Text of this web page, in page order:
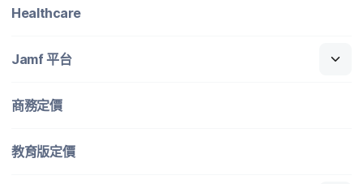
Healthcare
Jamf平​台
商務定​價
教育版定​價